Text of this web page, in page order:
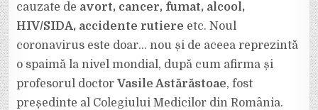
cauzate de avort, cancer, fumat, alcool,
HIV/SIDA, accidente rutiere etc. Noul
coronavirus este doar… nou și de aceea reprezintă
o spaimă la nivel mondial, după cum afirma și
profesorul doctorVasile Astărăstoae, fost
președinte al Colegiului Medicilor din România.